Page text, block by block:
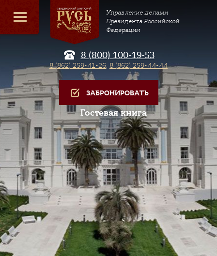
Управление делами
Президента Российской
Федерации
8 (800) 100-19-53
8 (862) 259-41-26, 8 (862) 259-44-44
ЗАБРОНИРОВАТЬ
Гостевая книга